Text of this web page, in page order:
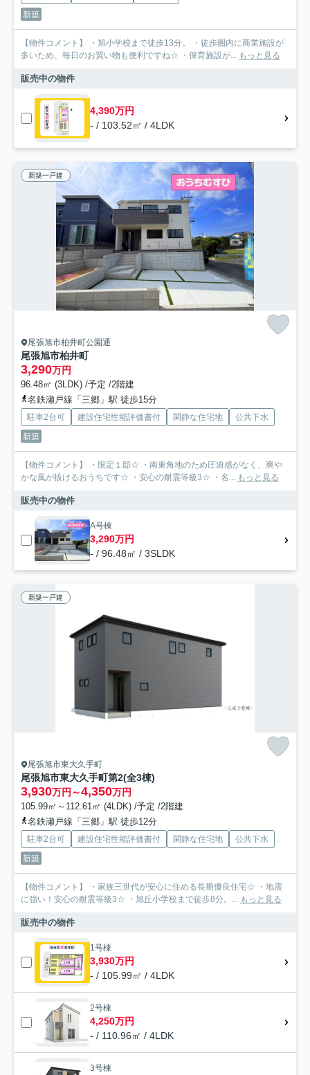
新築
【物件コメント】 ・旭小学校まで徒歩13分。 ・徒歩圏内に商業施設が
多いため、毎日のお買い物も便利ですね☆ ・保育施設が... もっと見る
販売中の物件
4,390万円
- / 103.52㎡ / 4LDK
新築一戸建
尾張旭市柏井町公園通
尾張旭市柏井町
3,290万円
96.48㎡ (3LDK) /予定 /2階建
名鉄瀬戸線「三郷」駅 徒歩15分
駐車2台可 建設住宅性能評価書付 閑静な住宅地
公共下水
新築
【物件コメント】 ・限定１邸☆ ・南東角地のため圧迫感がなく、爽や
かな風が抜けるおうちです☆ ・安心の耐震等級3☆ ・名... もっと見る
販売中の物件
A号棟
3,290万円
- / 96.48㎡ / 3SLDK
新築一戸建
尾張旭市東大久手町
尾張旭市東大久手町第2(全3棟)
3,930万円～4,350万円
105.99㎡～112.61㎡ (4LDK) /予定 /2階建
名鉄瀬戸線「三郷」駅 徒歩12分
駐車2台可 建設住宅性能評価書付 閑静な住宅地
公共下水
新築
【物件コメント】 ・家族三世代が安心に住める長期優良住宅☆ ・地震
に強い！安心の耐震等級3☆ ・旭丘小学校まで徒歩8分。... もっと見る
販売中の物件
1号棟
3,930万円
- / 105.99㎡ / 4LDK
2号棟
4,250万円
- / 110.96㎡ / 4LDK
3号棟